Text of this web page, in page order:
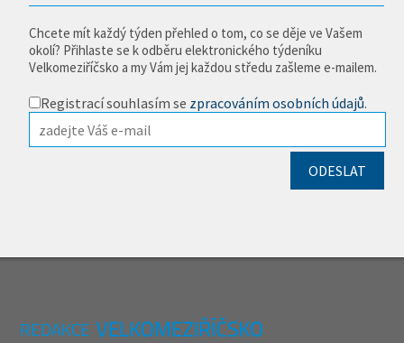
Chcete mít každý týden přehled o tom, co se děje ve Vašem
okolí? Přihlaste se k odběru elektronického týdeníku
Velkomeziříčsko a my Vám jej každou středu zašleme e-mailem.
Registrací souhlasím se zpracováním osobních údajů.
REDAKCE